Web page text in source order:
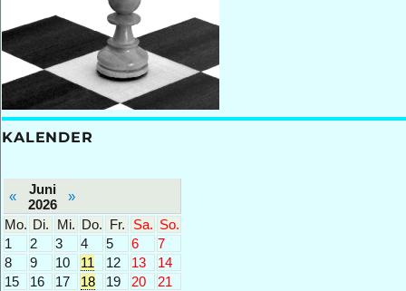
KALENDER
«
Juni
2026
»
Mo. Di. Mi. Do. Fr. Sa. So.
1
2 3 4 5 6
7
8
9 10 11 12 13
14
15
16 17 18 19 20
21